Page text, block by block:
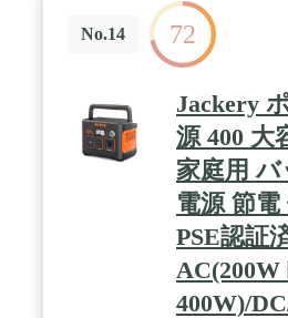
蔵し、停電時も安心です。 / ア
て使える高い耐久性能 :強化パ
バッテリーパック構造を強化し
クリート床への落下テストも
品表面には耐火ラバーシェル
No.14 72
Jackery
源 400 大
家庭用
電源 節
PSE認証
400W)/